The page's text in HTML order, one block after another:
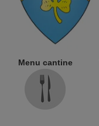
Menu cantine